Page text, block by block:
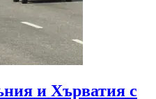
и Хърватия с